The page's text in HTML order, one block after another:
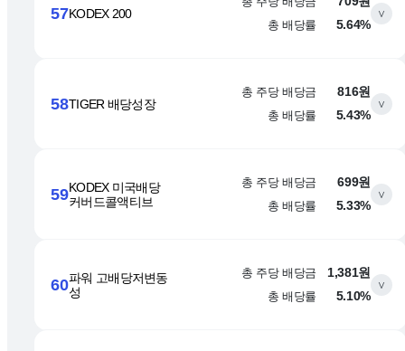
57KODEX 200
총 배당률
5.64%
∨
58TIGER 배당성장
총 주당 배당금
816원
총 배당률
5.43%
∨
59KODEX 미국배당
커버드콜액티브
총 주당 배당금
699원
총 배당률
5.33%
∨
60파워 고배당저변동
성
총 주당 배당금
1,381원
총 배당률
5.10%
∨